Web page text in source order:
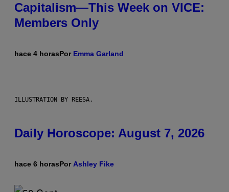
Capitalism—This Week on VICE:
Members Only
hace 4 horasPor Emma Garland
ILLUSTRATION BY REESA.
Daily Horoscope: August 7, 2026
hace 6 horasPor Ashley Fike